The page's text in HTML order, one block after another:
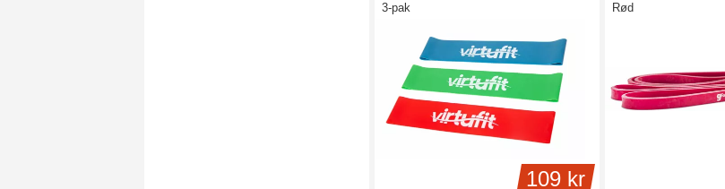
3-pak
109 kr
Rød